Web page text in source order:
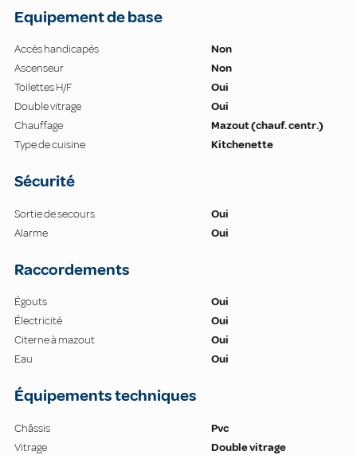
Equipement de base
Accès handicapés
Non
Ascenseur
Non
Toilettes H/F
Oui
Double vitrage
Oui
Chauffage
Mazout (chauf. centr.)
Type de cuisine
Kitchenette
Sécurité
Sortie de secours
Oui
Alarme
Oui
Raccordements
Égouts
Oui
Électricité
Oui
Citerne à mazout
Oui
Eau
Oui
Équipements techniques
Châssis
Pvc
Vitrage
Double vitrage